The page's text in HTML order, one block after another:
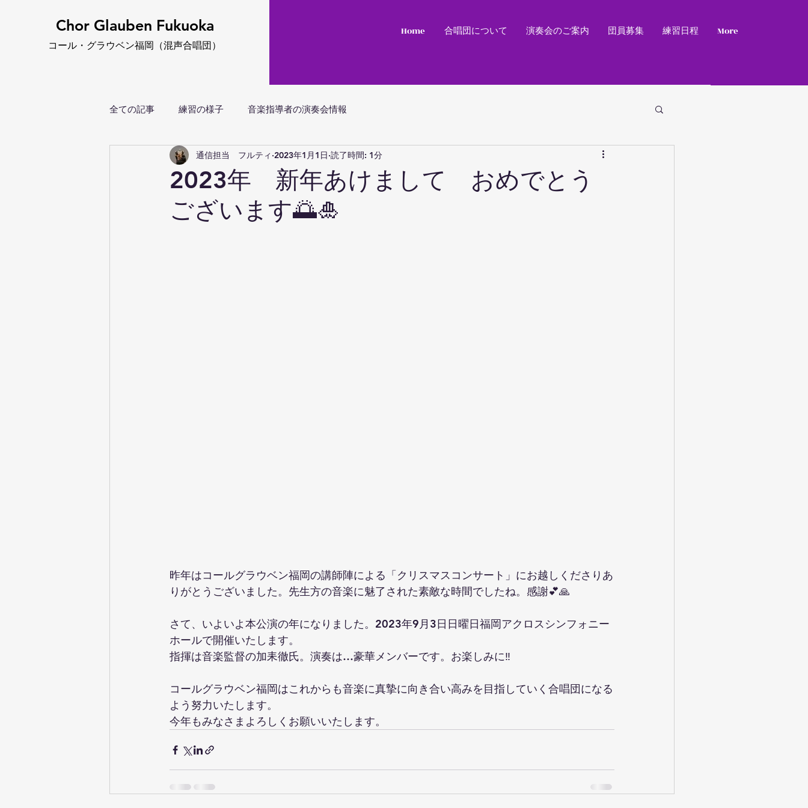
Chor Glauben Fukuoka
コール・グラウベン福岡 （混声合唱団）
Home 合唱団について 演奏会のご案内 団員募集 練習日程 More
全ての記事 練習の様子 音楽指導者の演奏会情報
2023年 新年あけまして おめでとう
ございます🌅🎍
通信担当 フルティ 2023年1月1日 読了時間: 1分
昨年はコールグラウベン福岡の講師陣による「クリスマスコンサート」にお越しくださりあ
りがとうございました。先生方の音楽に魅了された素敵な時間でしたね。感謝💕🙏
さて、いよいよ本公演の年になりました。2023年9月3日日曜日福岡アクロスシンフォニー
ホールで開催いたします。
指揮は音楽監督の加耒徹氏。演奏は…豪華メンバーです。お楽しみに‼️
コールグラウベン福岡はこれからも音楽に真摯に向き合い高みを目指していく合唱団になる
よう努力いたします。
今年もみなさまよろしくお願いいたします。